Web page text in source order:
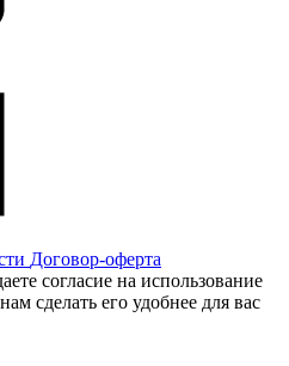
Договор-оферта
согласие на использование
сделать его удобнее для вас